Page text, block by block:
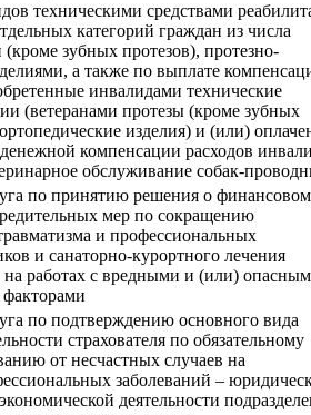
техническими средствами
категорий граждан из числа
(кроме зубных протезов), протезно-
а также по выплате
инвалидами технические
(ветеранами протезы (кроме зубных
изделия) и (или)
компенсации расходов
обслуживание собак-
по принятию решения о финансовом
мер по сокращению
и профессиональных
и санаторно-курортного лечения
на работах с вредными и (или)
по подтверждению основного вида
страхователя по обязательному
от несчастных случаев на
заболеваний –
деятельности